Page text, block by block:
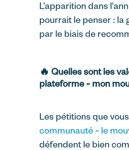
L’apparition dans
pourrait le penser : la
par le biais de
🔥 Quelles sont les
plateforme ~ mon
Les pétitions que
communauté ~ le
défendent le bien